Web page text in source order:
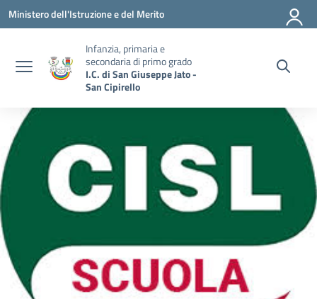
Vai ai contenuti
Vai al menu di navigazione
Vai al footer
Ministero dell'Istruzione e del Merito
Infanzia, primaria e
secondaria di primo grado
I.C. di San Giuseppe Jato -
San Cipirello